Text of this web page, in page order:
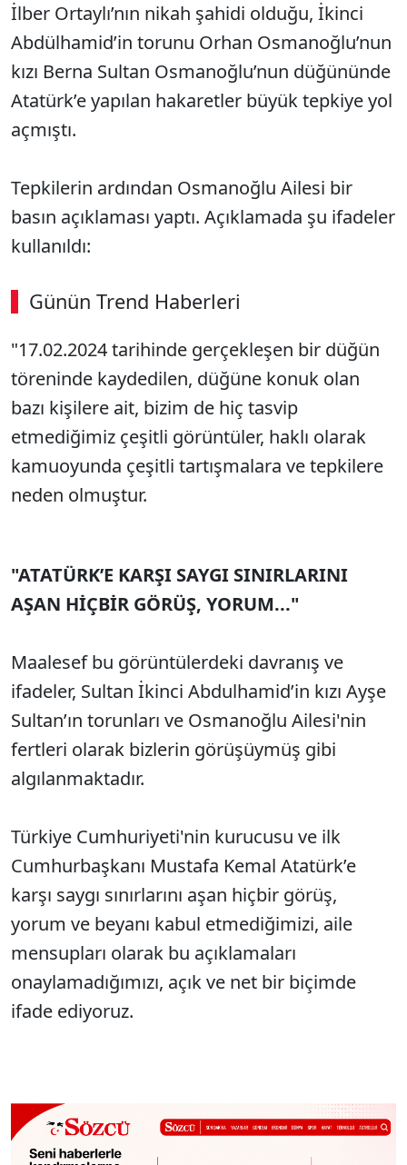
İlber Ortaylı’nın nikah şahidi olduğu, İkinci
Abdülhamid’in torunu Orhan Osmanoğlu’nun
kızı Berna Sultan Osmanoğlu’nun düğününde
Atatürk’e yapılan hakaretler büyük tepkiye yol
açmıştı.
Tepkilerin ardından Osmanoğlu Ailesi bir
basın açıklaması yaptı. Açıklamada şu ifadeler
kullanıldı:
Günün Trend Haberleri
"17.02.2024 tarihinde gerçekleşen bir düğün
töreninde kaydedilen, düğüne konuk olan
bazı kişilere ait, bizim de hiç tasvip
etmediğimiz çeşitli görüntüler, haklı olarak
kamuoyunda çeşitli tartışmalara ve tepkilere
neden olmuştur.
"ATATÜRK’E KARŞI SAYGI SINIRLARINI
AŞAN HİÇBİR GÖRÜŞ, YORUM..."
Maalesef bu görüntülerdeki davranış ve
ifadeler, Sultan İkinci Abdulhamid’in kızı Ayşe
Sultan’ın torunları ve Osmanoğlu Ailesi'nin
fertleri olarak bizlerin görüşüymüş gibi
algılanmaktadır.
Türkiye Cumhuriyeti'nin kurucusu ve ilk
Cumhurbaşkanı Mustafa Kemal Atatürk’e
karşı saygı sınırlarını aşan hiçbir görüş,
yorum ve beyanı kabul etmediğimizi, aile
mensupları olarak bu açıklamaları
onaylamadığımızı, açık ve net bir biçimde
ifade ediyoruz.